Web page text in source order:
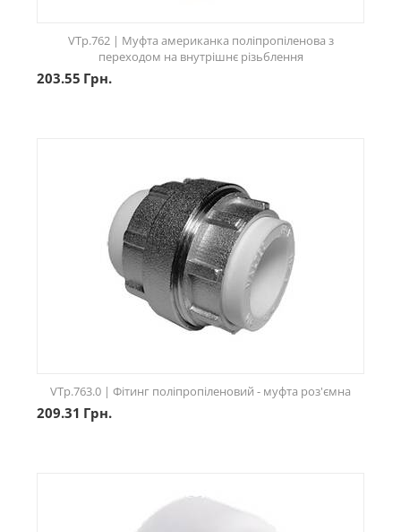
VTp.762 | Муфта американка поліпропіленова з
переходом на внутрішнє різьблення
203.55 Грн.
VTp.763.0 | Фітинг поліпропіленовий - муфта роз'ємна
209.31 Грн.